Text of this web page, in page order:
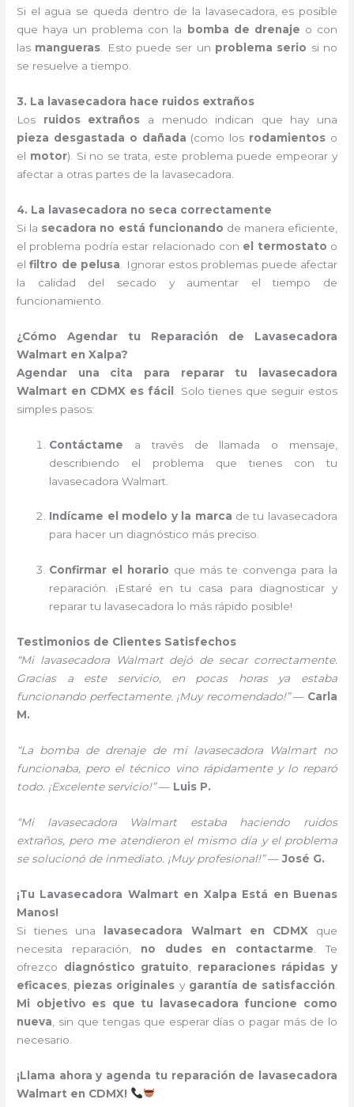
Si el agua se queda dentro de la lavasecadora, es posible
que haya un problema con la
bomba de drenaje o con
las mangueras . Esto puede ser un problema serio si no
se resuelve a tiempo.
3. La lavasecadora hace ruidos extraños
Los ruidos extraños a menudo indican que hay una
pieza desgastada o dañada (como los rodamientos o
el motor). Si no se trata, este problema puede empeorar y
afectar a otras partes de la lavasecadora.
4. La lavasecadora no seca correctamente
Si la secadora no está funcionando de manera eficiente,
el problema podría estar relacionado con el termostato o
elfiltro de pelusa . Ignorar estos problemas puede afectar
la calidad del secado y aumentar el tiempo de
funcionamiento.
¿Cómo Agendar tu Reparación de Lavasecadora
Walmart en Xalpa?
Agendar una cita para reparar tu lavasecadora
Walmart en CDMX es fácil
. Solo tienes que seguir estos
simples pasos:
Contáctame a través de llamada o mensaje,
describiendo el problema que tienes con tu
lavasecadora Walmart.
Indícame el modelo y la marca de tu lavasecadora
para hacer un diagnóstico más preciso.
Confirmar el horario que más te convenga para la
reparación. ¡Estaré en tu casa para diagnosticar y
reparar tu lavasecadora lo más rápido posible!
Testimonios de Clientes Satisfechos
“Mi lavasecadora Walmart dejó de secar correctamente.
Gracias a este servicio, en pocas horas ya estaba
funcionando perfectamente. ¡Muy recomendado!”— Carla
M.
“La bomba de drenaje de mi lavasecadora Walmart no
funcionaba, pero el técnico vino rápidamente y lo reparó
todo. ¡Excelente servicio!”— Luis P.
“Mi lavasecadora Walmart estaba haciendo ruidos
extraños, pero me atendieron el mismo día y el problema
se solucionó de inmediato. ¡Muy profesional!”—José G.
¡Tu Lavasecadora Walmart en Xalpa Está en Buenas
Manos!
Si tienes una
lavasecadora Walmart en CDMX que
necesita reparación, no dudes en contactarme . Te
ofrezco diagnóstico gratuito
reparaciones rápidas y
eficaces piezas originales y garantía de satisfacción
Mi objetivo es que tu lavasecadora funcione como
nueva , sin que tengas que esperar días o pagar más de lo
necesario.
¡Llama ahora y agenda tu reparación de lavasecadora
Walmart en CDMX!